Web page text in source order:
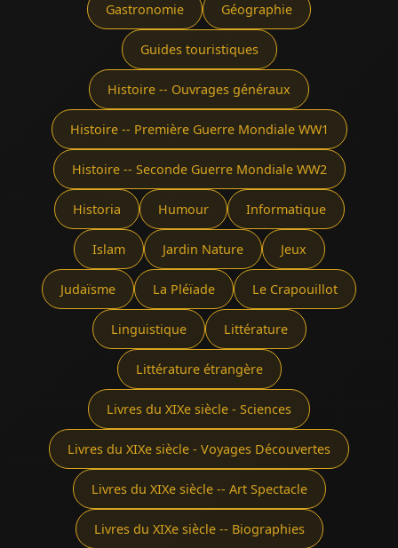
Gastronomie Géographie
Guides touristiques
Histoire -- Ouvrages généraux
Histoire -- Première Guerre Mondiale WW1
Histoire -- Seconde Guerre Mondiale WW2
Historia Humour Informatique
Islam Jardin Nature Jeux
Judaïsme La Pléïade Le Crapouillot
Linguistique Littérature
Littérature étrangère
Livres du XIXe siècle - Sciences
Livres du XIXe siècle - Voyages Découvertes
Livres du XIXe siècle -- Art Spectacle
Livres du XIXe siècle -- Biographies